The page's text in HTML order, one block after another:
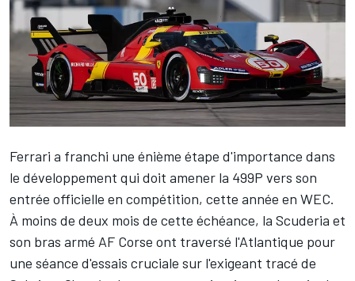
Ferrari a franchi une énième étape d'importance dans
le développement qui doit amener la 499P vers son
entrée officielle en compétition, cette année en WEC.
À moins de deux mois de cette échéance, la Scuderia et
son bras armé AF Corse ont traversé l'Atlantique pour
une séance d'essais cruciale sur l'exigeant tracé de